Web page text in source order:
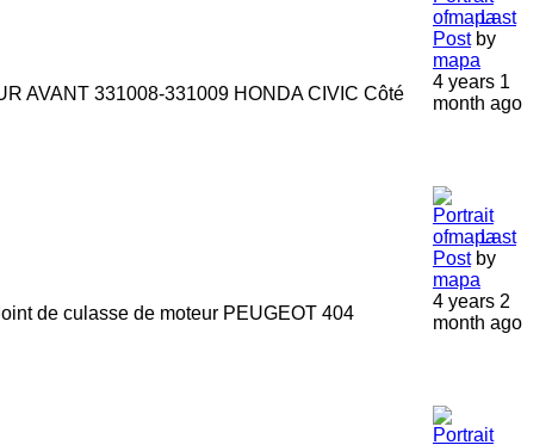
AVANT 331008-331009 HONDA CIVIC Côté
Last
Postby
mapa
4 years 1
month ago
de culasse de moteur PEUGEOT 404
Last
Postby
mapa
4 years 2
month ago